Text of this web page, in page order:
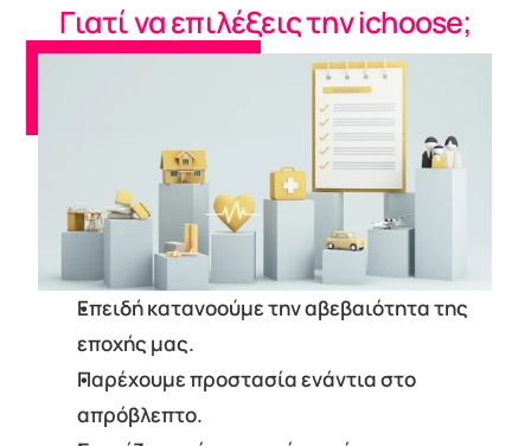
Γιατί να επιλέξεις την ichoose;
Επειδή κατανοούμε την αβεβαιότητα της
εποχής μας.
Παρέχουμε προστασία ενάντια στο
απρόβλεπτο.